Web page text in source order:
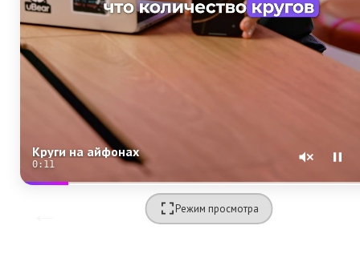
Круги на айфонах
0:09
Режим просмотра